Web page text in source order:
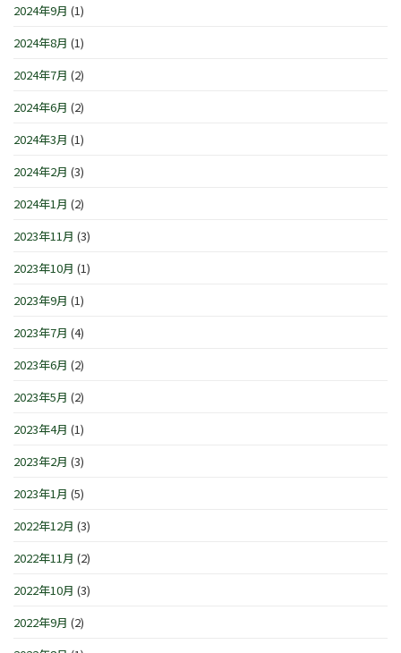
2024年9月 (1)
2024年8月 (1)
2024年7月 (2)
2024年6月 (2)
2024年3月 (1)
2024年2月 (3)
2024年1月 (2)
2023年11月 (3)
2023年10月 (1)
2023年9月 (1)
2023年7月 (4)
2023年6月 (2)
2023年5月 (2)
2023年4月 (1)
2023年2月 (3)
2023年1月 (5)
2022年12月 (3)
2022年11月 (2)
2022年10月 (3)
2022年9月 (2)